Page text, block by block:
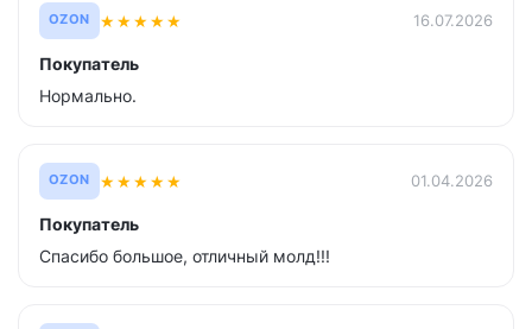
OZON ★★★★★ 16.07.2026
Покупатель
Нормально.
OZON ★★★★★ 01.04.2026
Покупатель
Спасибо большое, отличный молд!!!